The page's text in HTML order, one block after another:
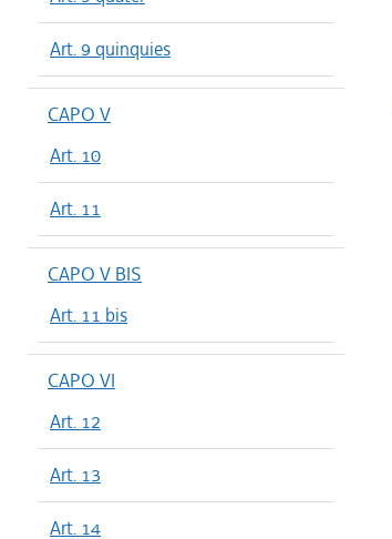
Art. 9 quinquies
CAPO V
Art. 10
Art. 11
CAPO V BIS
Art. 11 bis
CAPO VI
Art. 12
Art. 13
Art. 14